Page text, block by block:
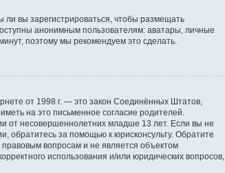
ли вы зарегистрироваться, чтобы размещать
анонимным пользователям: аватары, личные
поэтому мы рекомендуем это сделать.
от 1998 г. — это закон Соединённых Штатов,
на это письменное согласие родителей.
от несовершеннолетних младше 13 лет. Если вы не
обратитесь за помощью к юрисконсульту. Обратите
вопросам и не является объектом
использования и/или юридических вопросов,